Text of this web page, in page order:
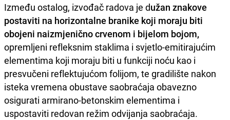
Između ostalog, izvođač radova je dužan znakove
postaviti na horizontalne branike koji moraju biti
obojeni naizmjenično crvenom i bijelom bojom,
opremljeni refleksnim staklima i svjetlo-emitirajućim
elementima koji moraju biti u funkciji noću kao i
presvučeni reflektujućom folijom, te gradilište nakon
isteka vremena obustave saobraćaja obavezno
osigurati armirano-betonskim elementima i
uspostaviti redovan režim odvijanja saobraćaja.